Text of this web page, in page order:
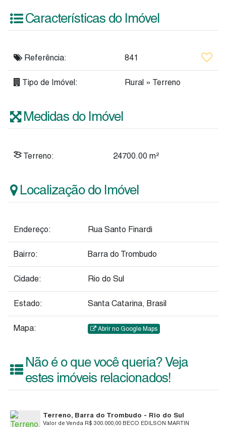
Características do Imóvel
Referência: 841
Tipo de Imóvel: Rural » Terreno
Medidas do Imóvel
Terreno: 24700.00 m²
Localização do Imóvel
Endereço: Rua Santo Finardi
Bairro: Barra do Trombudo
Cidade: Rio do Sul
Estado: Santa Catarina, Brasil
Mapa: Abrir no Google Maps
Não é o que você queria? Veja
estes imóveis relacionados!
Terreno, Barra do Trombudo - Rio do Sul
R$ 300.000,00
Valor de Venda
BECO EDILSON MARTIN